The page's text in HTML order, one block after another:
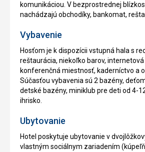
komunikáciou. V bezprostrednej
nachádzajú obchodíky, bankomat,
Vybavenie
Hosťom je k dispozícii vstupná hala s
reštaurácia, niekoľko barov, internetová
konferenčná miestnosť, kaderníctvo a
Súčasťou vybavenia sú 2 bazény,
detské bazény, miniklub pre deti od 4-
ihrisko.
Ubytovanie
Hotel poskytuje ubytovanie v
vlastným sociálnym zariadením